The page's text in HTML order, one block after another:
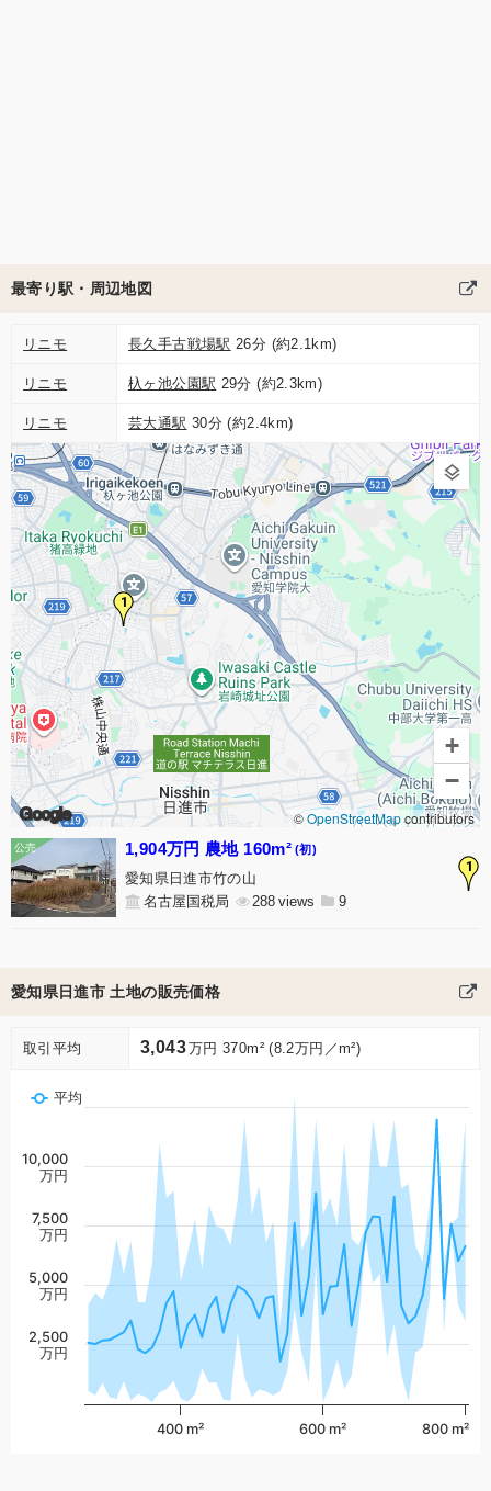
最寄り駅・周辺地図
リニモ 長久手古戦場駅 26分 (約2.1km)
リニモ 杁ヶ池公園駅 29分 (約2.3km)
リニモ 芸大通駅 30分 (約2.4km)
1
Google
+
−
©OpenStreetMapcontributors
1
1,904万円 農地 160m² (初)
愛知県日進市竹の山
名古屋国税局
288 9
愛知県日進市 土地の販売価格
取引平均 3,043万円 370m² (8.2万円／m²)
平均
400 m² 600 m² 800 m²
2,500
万円
5,000
万円
7,500
万円
10,000
万円